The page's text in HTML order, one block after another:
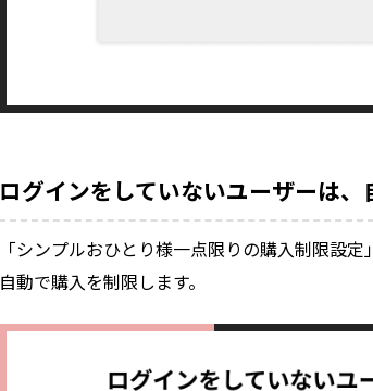
ログインをしていないユーザーは、
「シンプルおひとり様一点限りの購入制限設
自動で購入を制限します。